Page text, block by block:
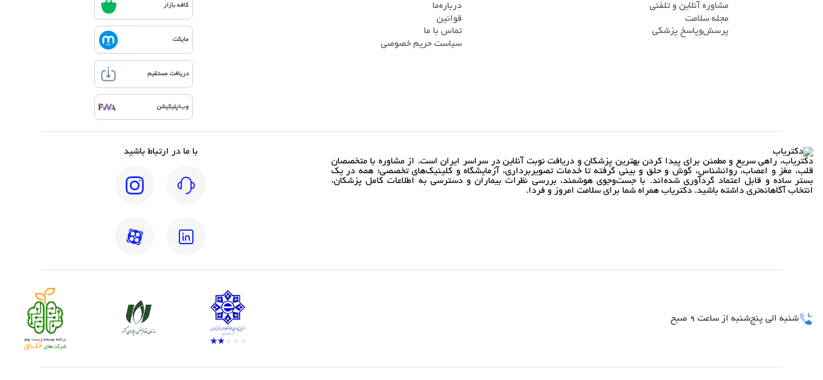
مشاوره آنلاین و تلفنی
مجله سلامت
پرسش‌و‌پاسخ پزشکی
درباره‌ما
قوانین
تماس ‌با ما
سیاست حریم خصوصی
کافه بازار
مایکت
دریافت مستقیم
وب‌اپلیکیشن
دکتریاب، راهی سریع و مطمئن برای پیدا کردن بهترین پزشکان و دریافت نوبت آنلاین در سراسر ایران است. از مشاوره با متخصصان
قلب، مغز و اعصاب، روانشناس، گوش و حلق و بینی گرفته تا خدمات تصویربرداری، آزمایشگاه و کلینیک‌های تخصصی؛ همه در یک
بستر ساده و قابل اعتماد گردآوری شده‌اند. با جست‌وجوی هوشمند، بررسی نظرات بیماران و دسترسی به اطلاعات کامل پزشکان،
انتخاب آگاهانه‌تری داشته باشید. دکتریاب همراه شما برای سلامت امروز و فردا.
با ما در ارتباط باشید
شنبه الی پنج‌شنبه از ساعت 9 صبح